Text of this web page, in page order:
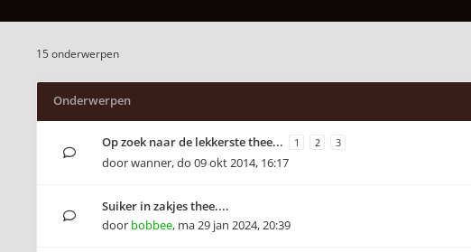
15 onderwerpen
Onderwerpen
Op zoek naar de lekkerste thee... 1 2 3
doorwanner,do 09 okt 2014, 16:17
Suiker in zakjes thee....
door bobbee, ma 29 jan 2024, 20:39